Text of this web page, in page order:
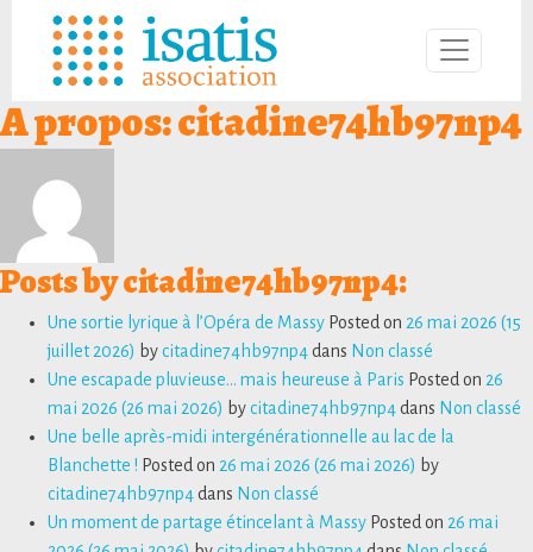
A propos: citadine74hb97np4
Posts by citadine74hb97np4:
Une sortie lyrique à l’Opéra de Massy Posted on 26 mai 2026 (15
juillet 2026) bycitadine74hb97np4 dans Non classé
Une escapade pluvieuse… mais heureuse à Paris Posted on 26
mai 2026 (26 mai 2026) bycitadine74hb97np4 dans Non classé
Une belle après-midi intergénérationnelle au lac de la
Blanchette ! Posted on 26 mai 2026 (26 mai 2026) by
citadine74hb97np4 dans Non classé
Un moment de partage étincelant à Massy Posted on 26 mai